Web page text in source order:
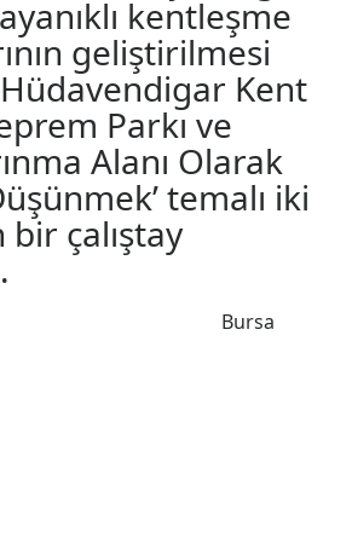
kentleşme
geliştirilmesi
Kent
Parkı ve
Alanı Olarak
temalı iki
çalıştay
Bursa